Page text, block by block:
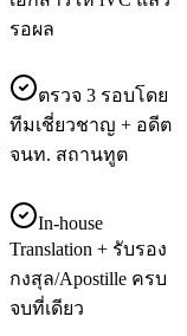
รอผล
ตรวจ 3 รอบโดย
ทีมเชี่ยวชาญ + อดีต
จนท. สถานทูต
In-house
Translation + รับรอง
กงสุล/Apostille ครบ
จบที่เดียว